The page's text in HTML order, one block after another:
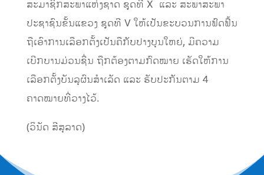
ສະມາຊິກສະພາແຫ່ງຊາດ ຊຸດທີ X ແລະ ສະພາສະພາ
ປະຊາຊົນຂັ້ນແຂວງ ຊຸດທີ V ໃຫ້ເປັນຂະບວນການຟົດຟື້ນ
ຖືເອົາການເລືອກຕັ້ງເປັນຄືກັບປາງບຸນໃຫຍ່, ມີຄວາມ
ເບີກບານມ່ວນຊື່ນ ຖືກຕ້ອງຕາມກົດໝາຍ ເຮັດໃຫ້ການ
ເລືອກຕັ້ງບັນລຸຜົນສໍາເລັດ ແລະ ຮັບປະກັນຕາມ 4
ຄາດໝາຍທີ່ວາງໄວ້.
(ວິນັດ ສີສຸລາດ)